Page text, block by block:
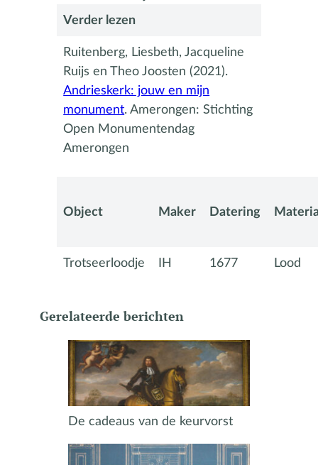
Verder lezen
Ruitenberg, Liesbeth, Jacqueline
Ruijs en Theo Joosten (2021).
Andrieskerk: jouw en mijn
monument. Amerongen: Stichting
Open Monumentendag
Amerongen
Object Maker Datering
Trotseerloodje IH 1677 Lood
Gerelateerde berichten
De cadeaus van de keurvorst